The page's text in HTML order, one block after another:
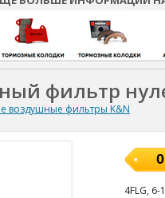
фильтр
воздушные фильтры K&N
0
4FLG,